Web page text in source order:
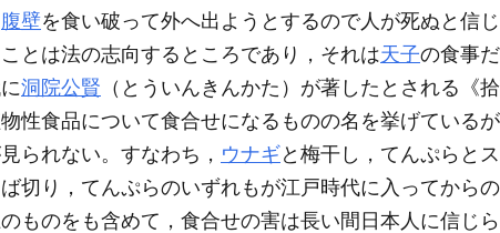
腹壁を食い破って外へ出ようとするので人が死ぬと信
とは法の志向するところであり，それは天子の食事
洞院公賢 （とういんきんかた）が著したとされる《
性食品について食合せになるものの名を挙げているが
られない。すなわち， ウナギと梅干し，てんぷらと
切り，てんぷらのいずれもが江戸時代に入ってから
ものをも含めて，食合せの害は長い間日本人に信じ